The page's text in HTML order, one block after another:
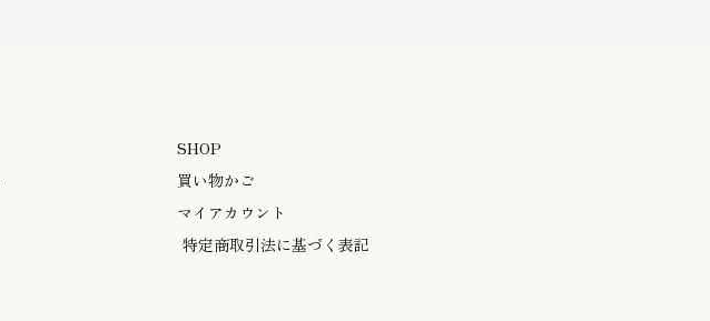
SHOP
買い物かご
マイアカウント
特定商取引法に基づく表記